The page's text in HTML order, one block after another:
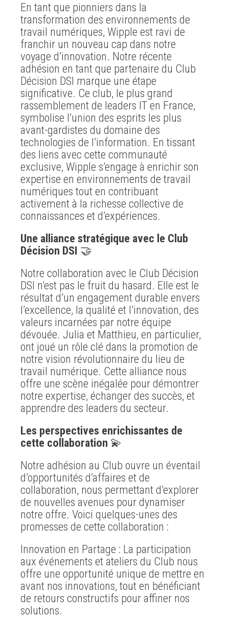
En tant que pionniers dans la
transformation des environnements de
travail numériques, Wipple est ravi de
franchir un nouveau cap dans notre
voyage d’innovation. Notre récente
adhésion en tant que partenaire du Club
Décision DSI marque une étape
significative. Ce club, le plus grand
rassemblement de leaders IT en France,
symbolise l’union des esprits les plus
avant-gardistes du domaine des
technologies de l’information. En tissant
des liens avec cette communauté
exclusive, Wipple s’engage à enrichir son
expertise en environnements de travail
numériques tout en contribuant
activement à la richesse collective de
connaissances et d’expériences.
Une alliance stratégique avec le Club
Décision DSI 🤝
Notre collaboration avec le Club Décision
DSI n’est pas le fruit du hasard. Elle est le
résultat d’un engagement durable envers
l’excellence, la qualité et l’innovation, des
valeurs incarnées par notre équipe
dévouée. Julia et Matthieu, en particulier,
ont joué un rôle clé dans la promotion de
notre vision révolutionnaire du lieu de
travail numérique. Cette alliance nous
offre une scène inégalée pour démontrer
notre expertise, échanger des succès, et
apprendre des leaders du secteur.
Les perspectives enrichissantes de
cette collaboration 💫
Notre adhésion au Club ouvre un éventail
d’opportunités d’affaires et de
collaboration, nous permettant d’explorer
de nouvelles avenues pour dynamiser
notre offre. Voici quelques-unes des
promesses de cette collaboration :
Innovation en Partage : La participation
aux événements et ateliers du Club nous
offre une opportunité unique de mettre en
avant nos innovations, tout en bénéficiant
de retours constructifs pour affiner nos
solutions.